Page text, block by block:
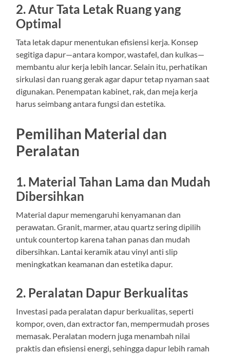
2. Atur Tata Letak Ruang yang
Optimal
Tata letak dapur menentukan efisiensi kerja. Konsep
segitiga dapur—antara kompor, wastafel, dan kulkas—
membantu alur kerja lebih lancar. Selain itu, perhatikan
sirkulasi dan ruang gerak agar dapur tetap nyaman saat
digunakan. Penempatan kabinet, rak, dan meja kerja
harus seimbang antara fungsi dan estetika.
Pemilihan Material dan
Peralatan
1. Material Tahan Lama dan Mudah
Dibersihkan
Material dapur memengaruhi kenyamanan dan
perawatan. Granit, marmer, atau quartz sering dipilih
untuk countertop karena tahan panas dan mudah
dibersihkan. Lantai keramik atau vinyl anti slip
meningkatkan keamanan dan estetika dapur.
2. Peralatan Dapur Berkualitas
Investasi pada peralatan dapur berkualitas, seperti
kompor, oven, dan extractor fan, mempermudah proses
memasak. Peralatan modern juga menambah nilai
praktis dan efisiensi energi, sehingga dapur lebih ramah